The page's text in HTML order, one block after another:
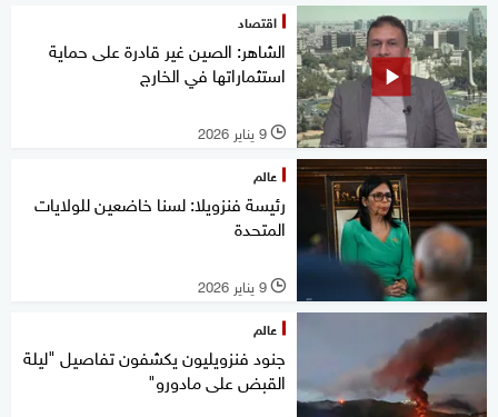
اقتصاد
الشاهر: الصين غير قادرة على حماية
استثماراتها في الخارج
l 9 يناير 2026
عالم
رئيسة فنزويلا: لسنا خاضعين للولايات
المتحدة
l 9 يناير 2026
عالم
جنود فنزويليون يكشفون تفاصيل "ليلة
القبض على مادورو"